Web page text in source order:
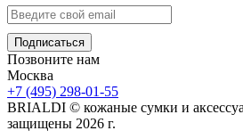
Позвоните нам
Москва
+7 (495) 298-01-55
BRIALDI © кожаные сумки и
защищены 2026 г.